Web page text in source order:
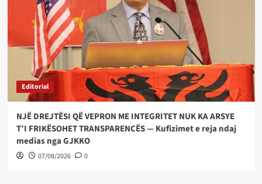
Editorial
NJË DREJTËSI QË VEPRON ME INTEGRITET NUK KA ARSYE
T’I FRIKËSOHET TRANSPARENCËS — Kufizimet e reja ndaj
medias nga GJKKO
07/08/2026 0